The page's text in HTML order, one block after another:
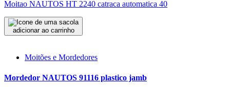
Moitao NAUTOS HT 2240 catraca automatica 40
adicionar ao carrinho
Moitões e Mordedores
Mordedor NAUTOS 91116 plastico jamb